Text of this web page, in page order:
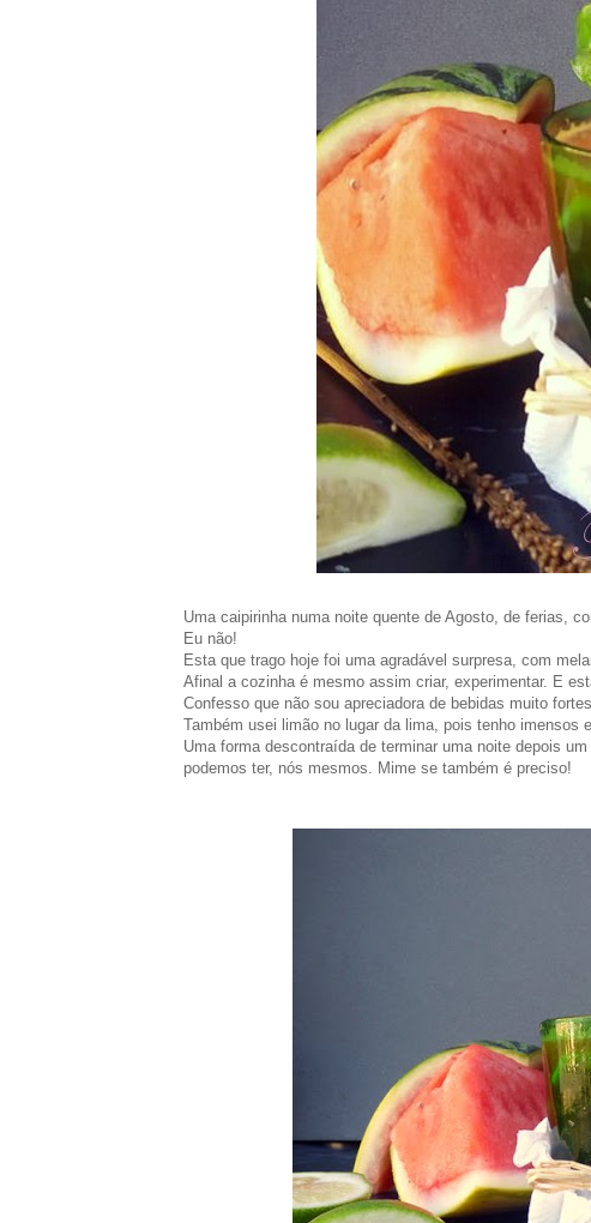
Uma caipirinha numa noite quente de Agosto, de ferias,
Eu não!
Esta que trago hoje foi uma agradável surpresa, com
Afinal a cozinha é mesmo assim criar, experimentar. E
Confesso que não sou apreciadora de bebidas muito
Também usei limão no lugar da lima, pois tenho imensos
Uma forma descontraída de terminar uma noite depois
podemos ter, nós mesmos. Mime se também é preciso!